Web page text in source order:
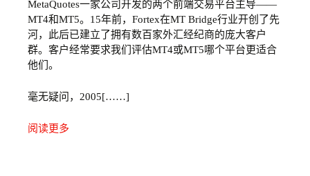
MetaQuotes一家公司开发的两个前端交易平台主导——
MT4和MT5。15年前，Fortex在MT Bridge行业开创了先
河，此后已建立了拥有数百家外汇经纪商的庞大客户
群。客户经常要求我们评估MT4或MT5哪个平台更适合
他们。
毫无疑问，2005[……]
阅读更多